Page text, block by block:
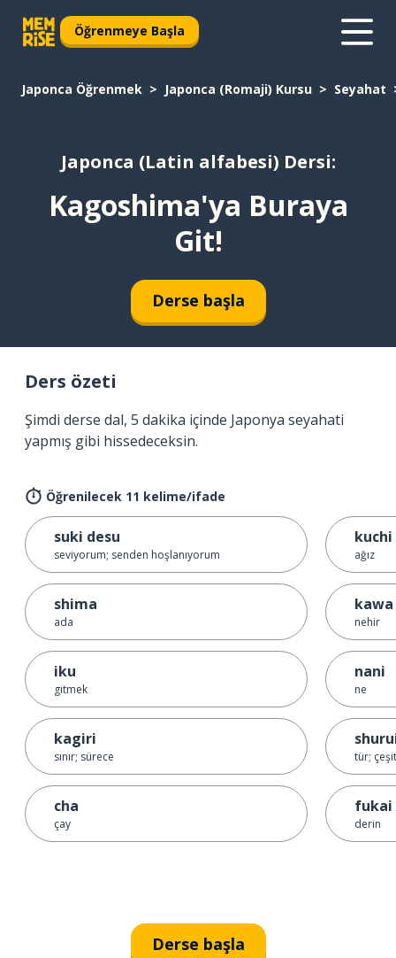
Öğrenmeye Başla
Japonca Öğrenmek Japonca (Romaji) Kursu Seyahat
Japonca (Latin alfabesi) Dersi:
Kagoshima'ya Buraya
Git!
Derse başla
Ders özeti
Şimdi derse dal, 5 dakika içinde Japonya seyahati
yapmış gibi hissedeceksin.
Öğrenilecek 11 kelime/ifade
suki desu
seviyorum; senden hoşlanıyorum
shima
ada
iku
gitmek
kagiri
sınır; sürece
cha
çay
kuchi
ağız
kawa
nehir
nani
ne
tür; çeşit
fukai
derin
Derse başla